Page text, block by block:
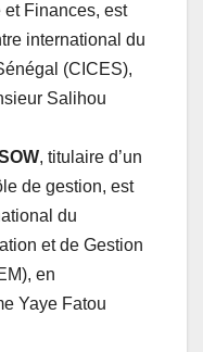
et Finances, est
international du
(CICES),
Salihou
, titulaire d’un
de gestion, est
du
et de Gestion
en
Yaye Fatou